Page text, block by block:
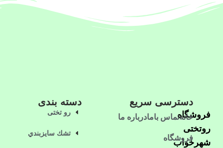
فروشگاه
روتختی
شهرخواب
دسترسی سریع
خانهتماس بامادرباره ما
فروشگاه
دسته بندی
رو تختی
تشك سايزبندي